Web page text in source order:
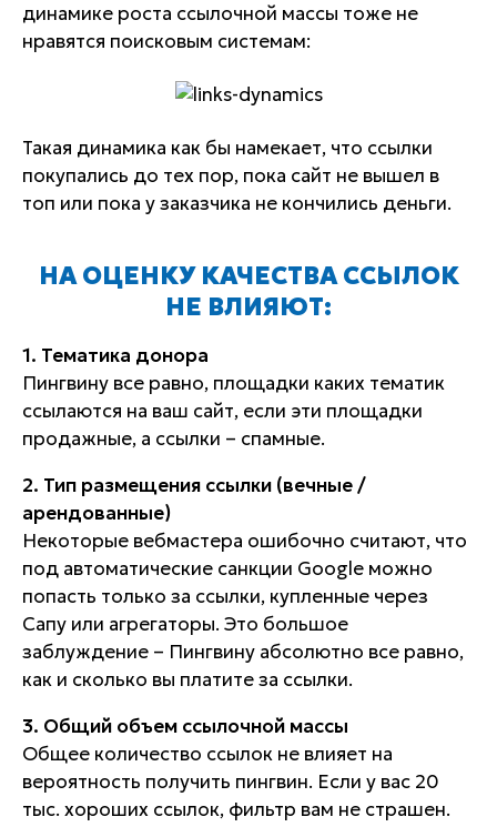
динамике роста ссылочной массы тоже не
нравятся поисковым системам:
Такая динамика как бы намекает, что ссылки
покупались до тех пор, пока сайт не вышел в
топ или пока у заказчика не кончились деньги.
НА ОЦЕНКУ КАЧЕСТВА ССЫЛОК
НЕ ВЛИЯЮТ:
1. Тематика донора
Пингвину все равно, площадки каких тематик
ссылаются на ваш сайт, если эти площадки
продажные, а ссылки – спамные.
2. Тип размещения ссылки (вечные /
арендованные)
Некоторые вебмастера ошибочно считают, что
под автоматические санкции Google можно
попасть только за ссылки, купленные через
Сапу или агрегаторы. Это большое
заблуждение – Пингвину абсолютно все равно,
как и сколько вы платите за ссылки.
3. Общий объем ссылочной массы
Общее количество ссылок не влияет на
вероятность получить пингвин. Если у вас 20
тыс. хороших ссылок, фильтр вам не страшен.